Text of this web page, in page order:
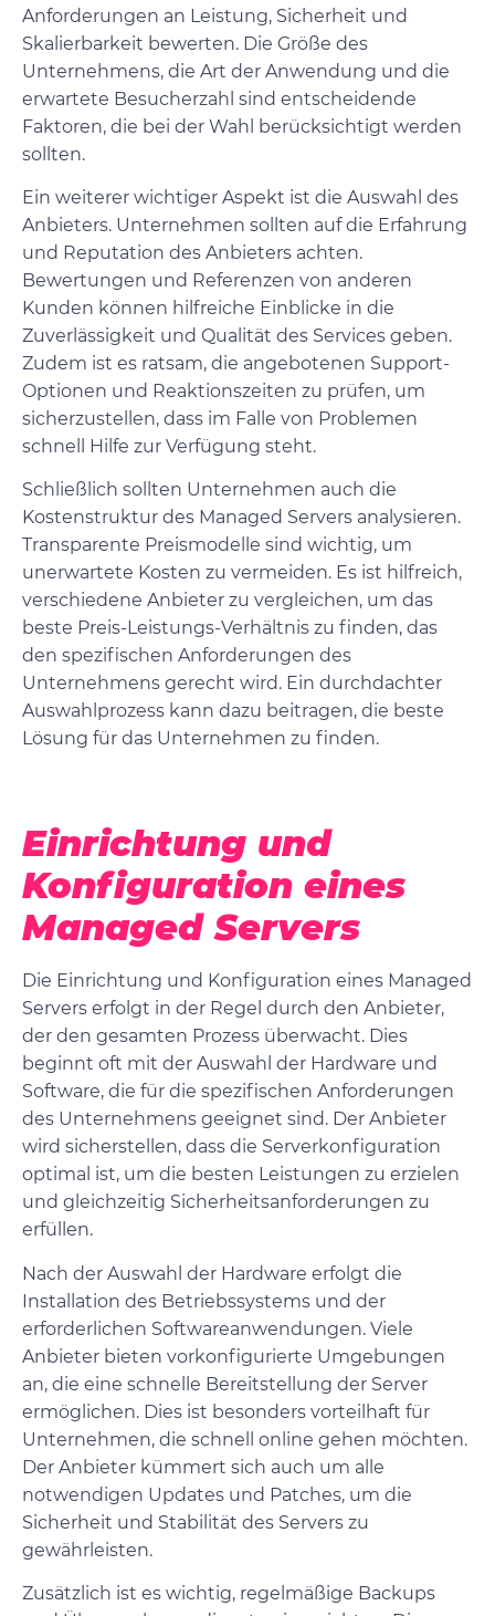
Anforderungen an Leistung, Sicherheit und
Skalierbarkeit bewerten. Die Größe des
Unternehmens, die Art der Anwendung und die
erwartete Besucherzahl sind entscheidende
Faktoren, die bei der Wahl berücksichtigt werden
sollten.
Ein weiterer wichtiger Aspekt ist die Auswahl des
Anbieters. Unternehmen sollten auf die Erfahrung
und Reputation des Anbieters achten.
Bewertungen und Referenzen von anderen
Kunden können hilfreiche Einblicke in die
Zuverlässigkeit und Qualität des Services geben.
Zudem ist es ratsam, die angebotenen Support-
Optionen und Reaktionszeiten zu prüfen, um
sicherzustellen, dass im Falle von Problemen
schnell Hilfe zur Verfügung steht.
Schließlich sollten Unternehmen auch die
Kostenstruktur des Managed Servers analysieren.
Transparente Preismodelle sind wichtig, um
unerwartete Kosten zu vermeiden. Es ist hilfreich,
verschiedene Anbieter zu vergleichen, um das
beste Preis-Leistungs-Verhältnis zu finden, das
den spezifischen Anforderungen des
Unternehmens gerecht wird. Ein durchdachter
Auswahlprozess kann dazu beitragen, die beste
Lösung für das Unternehmen zu finden.
Einrichtung und
Konfiguration eines
Managed Servers
Die Einrichtung und Konfiguration eines Managed
Servers erfolgt in der Regel durch den Anbieter,
der den gesamten Prozess überwacht. Dies
beginnt oft mit der Auswahl der Hardware und
Software, die für die spezifischen Anforderungen
des Unternehmens geeignet sind. Der Anbieter
wird sicherstellen, dass die Serverkonfiguration
optimal ist, um die besten Leistungen zu erzielen
und gleichzeitig Sicherheitsanforderungen zu
erfüllen.
Nach der Auswahl der Hardware erfolgt die
Installation des Betriebssystems und der
erforderlichen Softwareanwendungen. Viele
Anbieter bieten vorkonfigurierte Umgebungen
an, die eine schnelle Bereitstellung der Server
ermöglichen. Dies ist besonders vorteilhaft für
Unternehmen, die schnell online gehen möchten.
Der Anbieter kümmert sich auch um alle
notwendigen Updates und Patches, um die
Sicherheit und Stabilität des Servers zu
gewährleisten.
Zusätzlich ist es wichtig, regelmäßige Backups